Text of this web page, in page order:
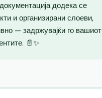
додека се
и организирани слоеви,
— задржувајќи го вашиот
📄✨